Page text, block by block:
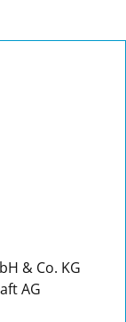
& Co. KG
AG